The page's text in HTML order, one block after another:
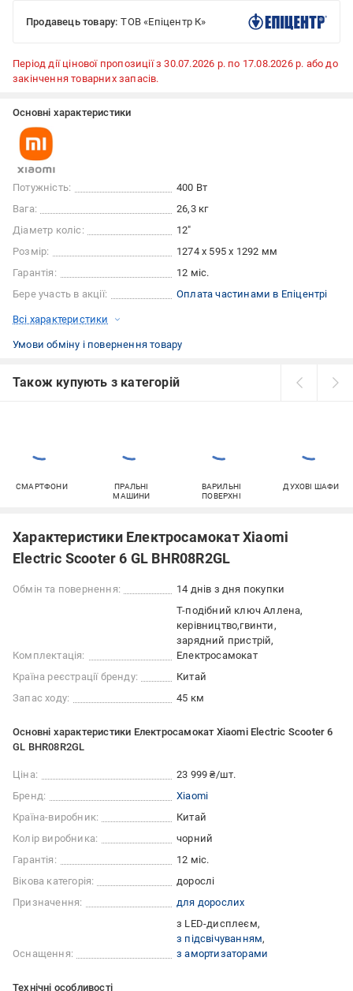
Продавець товару: ТОВ «Епіцентр К»
Період дії цінової пропозиції з 30.07.2026 р. по 17.08.2026 р. або до
закінчення товарних запасів.
Основні характеристики
Потужність:
400 Вт
Вага:
26,3 кг
Діаметр коліс:
12"
Розмір:
1274 x 595 x 1292 мм
Гарантія:
12 міс.
Бере участь в акції:
Оплата частинами в Епіцентрі
Всі характеристики
Умови обміну і повернення товару
Також купують з категорій
СМАРТФОНИ
ПРАЛЬНІ
МАШИНИ
ВАРИЛЬНІ
ПОВЕРХНІ
ДУХОВІ ШАФИ
Характеристики Електросамокат Xiaomi
Electric Scooter 6 GL BHR08R2GL
Обмін та повернення: 14 днів з дня покупки
Комплектація:
Т-подібний ключ Аллена
керівництво гвинти
зарядний пристрій
Електросамокат
Країна реєстрації бренду:
Китай
Запас ходу:
45 км
Основні характеристики Електросамокат Xiaomi Electric Scooter 6
GL BHR08R2GL
Ціна:
23 999 ₴/шт.
Бренд:
Xiaomi
Країна-виробник:
Китай
Колір виробника:
чорний
Гарантія:
12 міс.
Вікова категорія:
дорослі
Призначення:
для дорослих
Оснащення:
з LED-дисплеєм
з підсвічуванням
з амортизаторами
Технічні особливості